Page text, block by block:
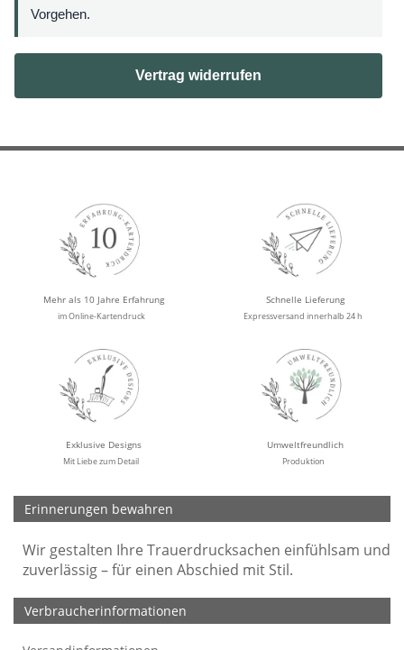
Vorgehen.
Vertrag widerrufen
Mehr als 10 Jahre Erfahrung
im Online-Kartendruck
Schnelle Lieferung
Expressversand innerhalb 24 h
Exklusive Designs
Mit Liebe zum Detail
Umweltfreundlich
Produktion
Erinnerungen bewahren
Wir gestalten Ihre Trauerdrucksachen einfühlsam und
zuverlässig – für einen Abschied mit Stil.
Verbraucherinformationen